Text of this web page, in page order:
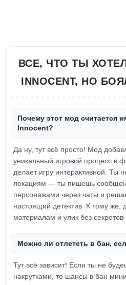
ВСЕ, ЧТО ТЫ
INNOCENT, НО
Почему этот мод считается
Innocent?
Да ну, тут всё просто! Мод
уникальный игровой процесс в
делает игру интерактивной. Ты
локациям — ты пишешь
персонажами через чаты и
настоящий детектив. К тому же,
материалам и улик без
Можно ли отлететь в бан,
Тут всё зависит! Если ты не
накрутками, то шансы в бан